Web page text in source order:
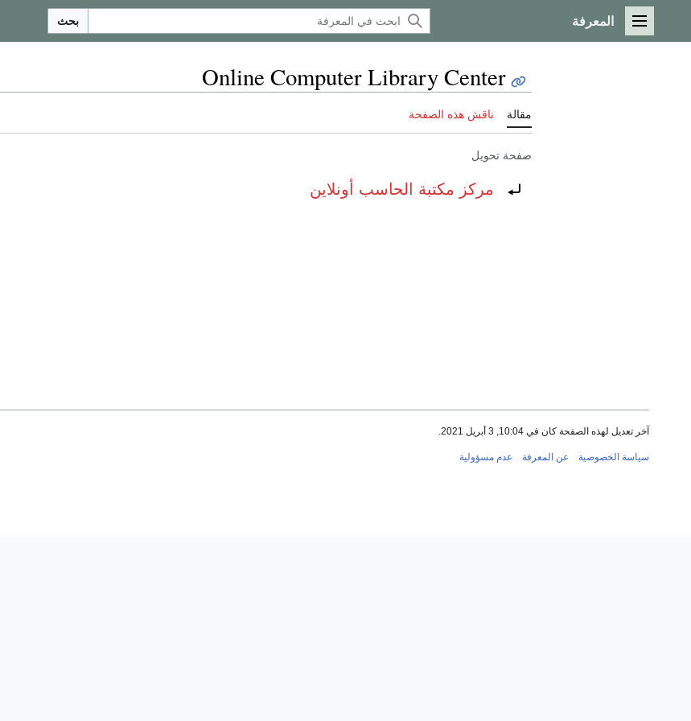
القائمة الرئيسية
المعرفة بحث
Online Computer Library Center
مقالة ناقش هذه الصفحة
صفحة تحويل
تحويل إلى:مركز مكتبة الحاسب أونلاين
آخر تعديل لهذه الصفحة كان في 10:04, 3 أبريل 2021.
سياسة الخصوصية عن المعرفة عدم مسؤولية